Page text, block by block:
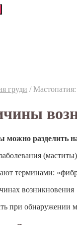
груди /
можно разделить
терминами:
при обнаружении